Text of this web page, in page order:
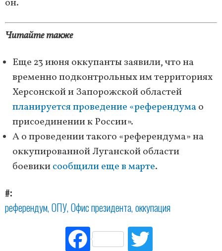
он.
Читайте также
Еще ​​23 июня оккупанты заявили, что на
временно подконтрольных им территориях
Херсонской и Запорожской областей
планируется проведение «референдумао
присоединении к России».
А о проведении такого «референдума» на
оккупированной Луганской области
боевикисообщили еще в марте.
#
референдум ОПУ Офис президента оккупация
Fac